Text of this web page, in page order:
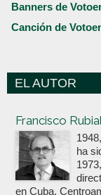
Banners de
Canción de
EL AUTOR
Francisco
ha
en Cuba,